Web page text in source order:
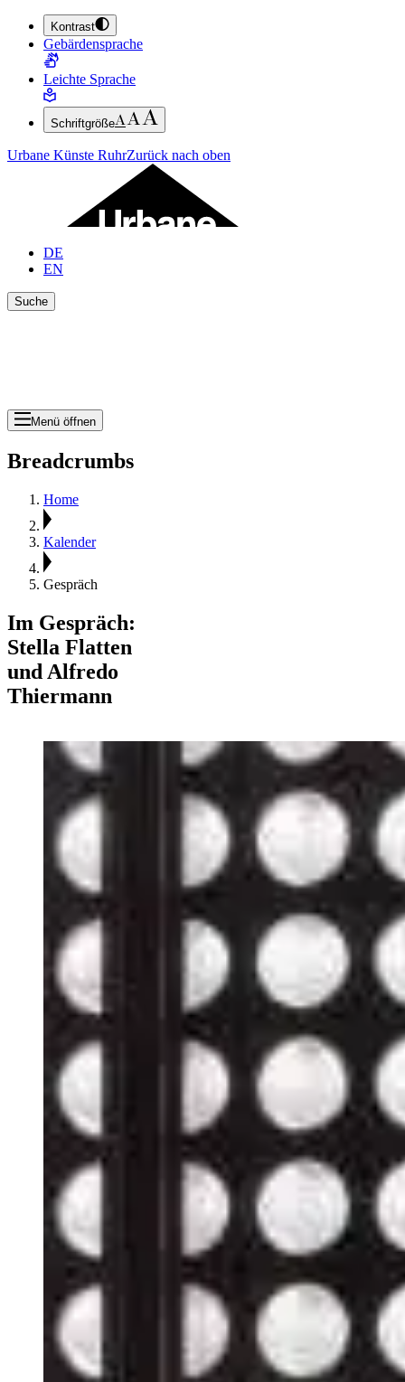
ZUM HAUPTINHALT SPRINGEN (ENTER DRÜCKEN)
ZUM FUSSBEREICH SPRINGEN (ENTER DRÜCKEN)
Kontrast
Gebärdensprache
Leichte Sprache
Schriftgröße
Urbane Künste RuhrZurück nach oben
DE
EN
Suche
Menü öffnen
Breadcrumbs
Home
Kalender
Gespräch
Im Gespräch:
Stella Flatten
und Alfredo
Thiermann